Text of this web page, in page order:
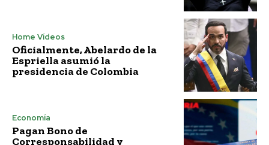
Home Vídeos
Oficialmente, Abelardo de la
Espriella asumió la
presidencia de Colombia
Economía
Pagan Bono de
Corresponsabilidad y